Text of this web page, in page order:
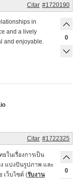
#1720190
Citar
in
and a lively
and enjoyable.
0
#1722325
Citar
ในเรื่องการเป็น
แบ่งปันรูปภาพ และ
เว็บไซต์ (รับงาน
0